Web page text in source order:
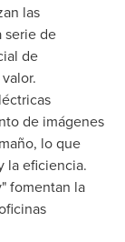
las
serie de
de
de imágenes
lo que
la eficiencia.
fomentan la